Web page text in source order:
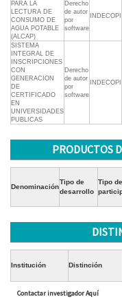
PARA LA
LECTURA DE
CONSUMO DE
AGUA POTABLE
(ALCAP)
Derecho
de autor
por
software
INDECOPI
SISTEMA
INTEGRAL DE
INSCRIPCIONES
CON
GENERACION
DE
CERTIFICADO
EN
UNIVERSIDADES
PUBLICAS
Derecho
de autor
por
software
INDECOPI
PRODUCTOS
Denominación
Tipo de
desarrollo
Tipo de
Institución Distinción
Contactar investigador Aquí